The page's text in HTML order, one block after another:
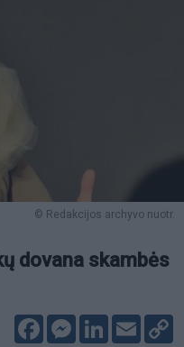
© Redakcijos archyvo nuotr.
dovana skambės
FacebookMessenger
LinkedIn
Email